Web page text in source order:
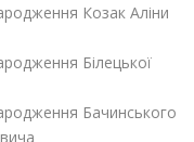
Козак Аліни
Білецької
Бачинського